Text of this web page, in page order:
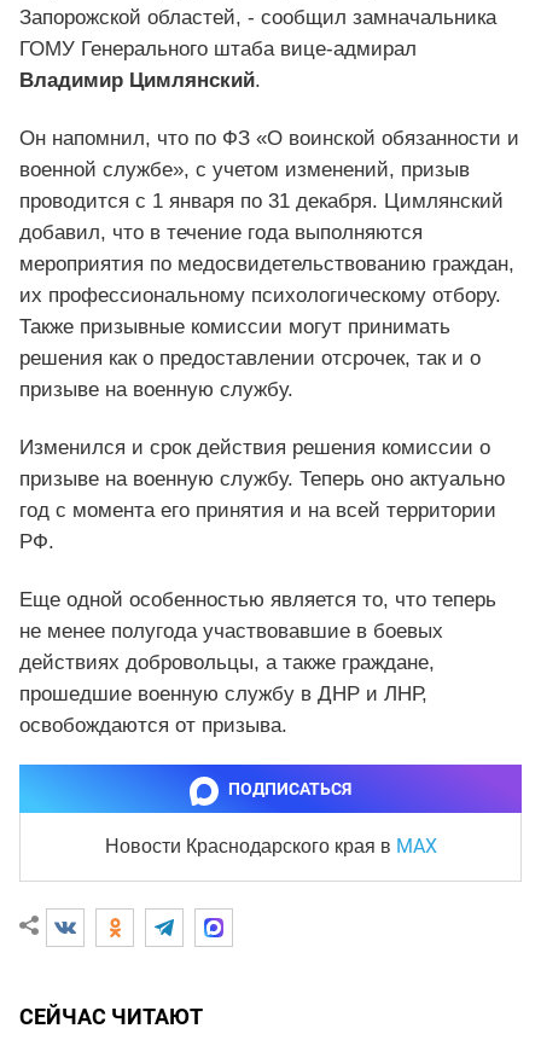
Запорожской областей, - сообщил замначальника
ГОМУ Генерального штаба вице-адмирал
Владимир Цимлянский.
Он напомнил, что по ФЗ «О воинской обязанности и
военной службе», с учетом изменений, призыв
проводится с 1 января по 31 декабря. Цимлянский
добавил, что в течение года выполняются
мероприятия по медосвидетельствованию граждан,
их профессиональному психологическому отбору.
Также призывные комиссии могут принимать
решения как о предоставлении отсрочек, так и о
призыве на военную службу.
Изменился и срок действия решения комиссии о
призыве на военную службу. Теперь оно актуально
год с момента его принятия и на всей территории
РФ.
Еще одной особенностью является то, что теперь
не менее полугода участвовавшие в боевых
действиях добровольцы, а также граждане,
прошедшие военную службу в ДНР и ЛНР,
освобождаются от призыва.
ПОДПИСАТЬСЯ
Новости Краснодарского края в MAX
СЕЙЧАС ЧИТАЮТ